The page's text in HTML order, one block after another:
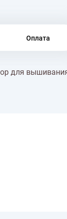
Оплата
для